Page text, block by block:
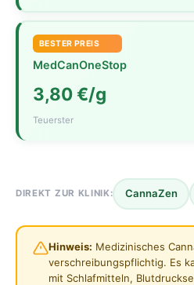
BESTER PREIS
MedCanOneStop
3,80 €/g
Teuerster
DIREKT ZUR KLINIK: CannaZen
Hinweis: Medizinisches
verschreibungspflichtig. Es
mit Schlafmitteln,